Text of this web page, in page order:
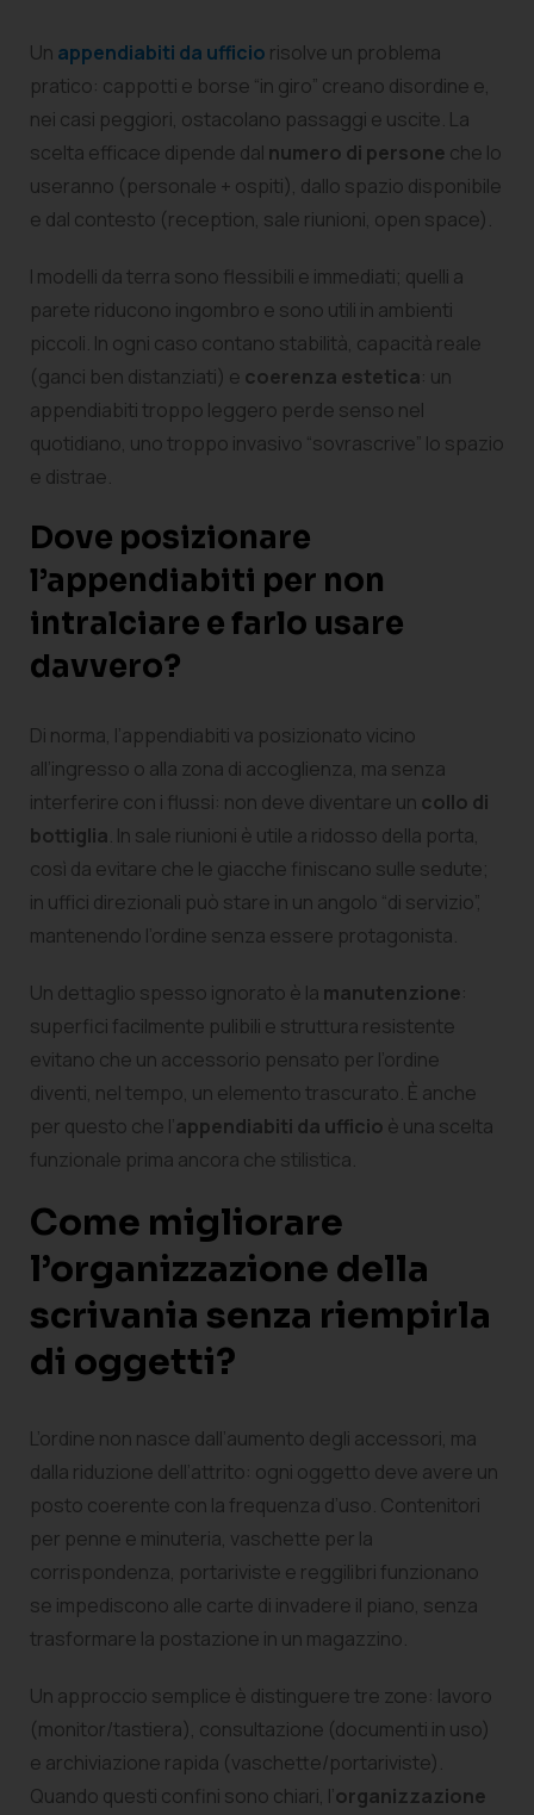
Un appendiabiti da ufficio risolve un problema
pratico: cappotti e borse “in giro” creano disordine e,
nei casi peggiori, ostacolano passaggi e uscite. La
scelta efficace dipende dal numero di persone che lo
useranno (personale + ospiti), dallo spazio disponibile
e dal contesto (reception, sale riunioni, open space).
I modelli da terra sono flessibili e immediati; quelli a
parete riducono ingombro e sono utili in ambienti
piccoli. In ogni caso contano stabilità, capacità reale
(ganci ben distanziati) e coerenza estetica: un
appendiabiti troppo leggero perde senso nel
quotidiano, uno troppo invasivo “sovrascrive” lo spazio
e distrae.
Dove posizionare
l’appendiabiti per non
intralciare e farlo usare
davvero?
Di norma, l’appendiabiti va posizionato vicino
all’ingresso o alla zona di accoglienza, ma senza
interferire con i flussi: non deve diventare un collo di
bottiglia. In sale riunioni è utile a ridosso della porta,
così da evitare che le giacche finiscano sulle sedute;
in uffici direzionali può stare in un angolo “di servizio”,
mantenendo l’ordine senza essere protagonista.
Un dettaglio spesso ignorato è la manutenzione:
superfici facilmente pulibili e struttura resistente
evitano che un accessorio pensato per l’ordine
diventi, nel tempo, un elemento trascurato. È anche
per questo che l’appendiabiti da ufficio è una scelta
funzionale prima ancora che stilistica.
Come migliorare
l’organizzazione della
scrivania senza riempirla
di oggetti?
L’ordine non nasce dall’aumento degli accessori, ma
dalla riduzione dell’attrito: ogni oggetto deve avere un
posto coerente con la frequenza d’uso. Contenitori
per penne e minuteria, vaschette per la
corrispondenza, portariviste e reggilibri funzionano
se impediscono alle carte di invadere il piano, senza
trasformare la postazione in un magazzino.
Un approccio semplice è distinguere tre zone: lavoro
(monitor/tastiera), consultazione (documenti in uso)
e archiviazione rapida (vaschette/portariviste).
Quando questi confini sono chiari, l’organizzazione